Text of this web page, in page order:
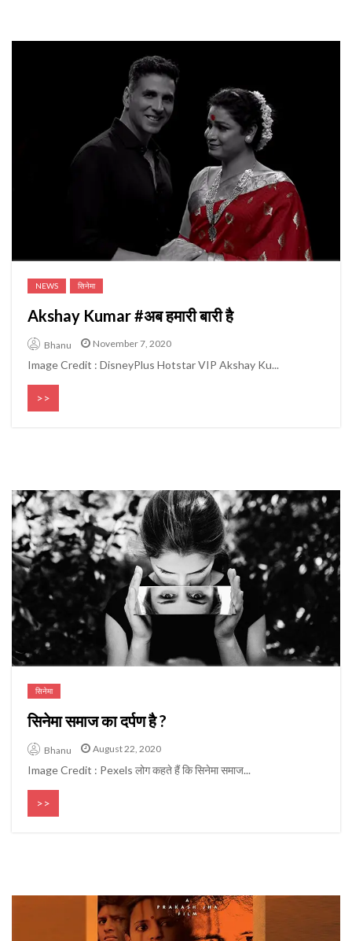
NEWS सिनेमा
Akshay Kumar #अब हमारी बारी है
Bhanu November 7, 2020
Image Credit : DisneyPlus Hotstar VIP Akshay Ku...
>>
सिनेमा
सिनेमा समाज का दर्पण है ?
Bhanu August 22, 2020
Image Credit : Pexels लोग कहते हैं कि सिनेमा समाज...
>>